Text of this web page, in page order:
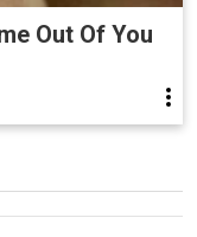
Out Of You